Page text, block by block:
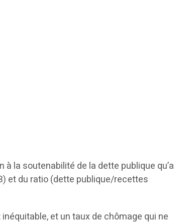
la soutenabilité de la dette publique qu’a
et du ratio (dette publique/recettes
et un taux de chômage qui ne